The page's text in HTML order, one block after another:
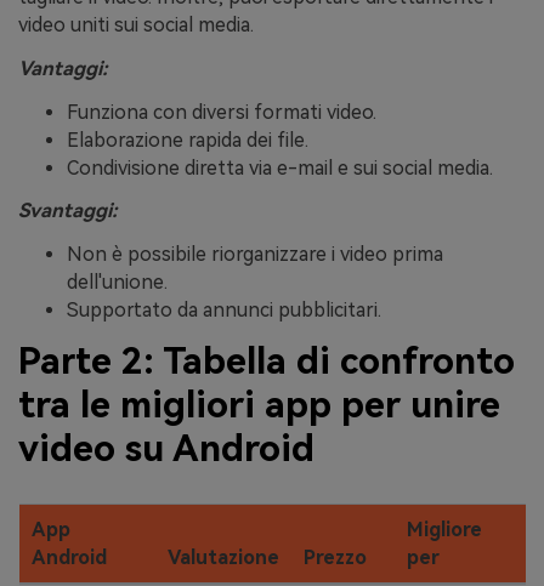
video uniti sui social media.
Vantaggi:
Funziona con diversi formati video.
Elaborazione rapida dei file.
Condivisione diretta via e-mail e sui social media.
Svantaggi:
Non è possibile riorganizzare i video prima
dell'unione.
Supportato da annunci pubblicitari.
Parte 2: Tabella di confronto
tra le migliori app per unire
video su Android
App
Android
Valutazione Prezzo
Migliore
per